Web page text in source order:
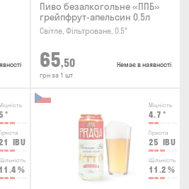
Пиво безалкогольне «ППБ»
грейпфрут-апельсин 0.5л
Світле, Фільтроване, 0.5°
65,50
грн за 1 шт
Немає в наявності
°
IBU
11.4 %
Міцність
4.7 °
Гіркота
25 IBU
Щільність
11.2 %